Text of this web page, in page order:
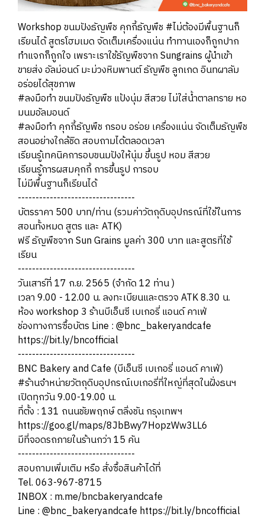
Workshop ขนมปังธัญพืช คุกกี้ธัญพืช #ไม่ต้องมีพื้นฐานก็
เรียนได้ สูตรโฮมเมด จัดเต็มเครื่องแน่น ทำทานเองก็ถูกปาก
ทำแจกก็ถูกใจ เพราะเราใช้ธัญพืชจาก Sungrains ผู้นำเข้า
ขายส่ง อัลม่อนด์ มะม่วงหิมพานต์ ธัญพืช ลูกเกด อินทผาลัม
อร่อยได้สุขภาพ
#ลงมือทำ ขนมปังธัญพืช แป้งนุ่ม สีสวย ไม่ใส่น้ำตาลทราย หอ
มนมอัลมอนด์
#ลงมือทำ คุกกี้ธัญพืช กรอบ อร่อย เครื่องแน่น จัดเต็มธัญพืช
สอนอย่างใกล้ชิด สอบถามได้ตลอดเวลา
เรียนรู้เทคนิคการอบขนมปังให้นุ่ม ขึ้นรูป หอม สีสวย
เรียนรู้การผสมคุกกี้ การขึ้นรูป การอบ
ไม่มีพื้นฐานก็เรียนได้
---------------------------------
บัตรราคา 500 บาท/ท่าน (รวมค่าวัตถุดิบอุปกรณ์ที่ใช้ในการ
สอนทั้งหมด สูตร และ ATK)
ฟรี ธัญพืชจาก Sun Grains มูลค่า 300 บาท และสูตรที่ใช้
เรียน
---------------------------------
วันเสาร์ที่ 17 ก.ย. 2565​ (จำกัด 12 ท่าน )
เวลา 9.00 - 12.00 น. ลงทะเบียนและตรวจ ATK 8.30 น.
ห้อง workshop 3 ร้านบีเอ็นซี เบเกอรี่ แอนด์ คาเฟ่
ช่องทางการซื้อบัตร Line : @bnc_bakeryandcafe
https://bit.ly/bncofficial
---------------------------------
BNC Bakery and Cafe (บีเอ็นซี เบเกอรี่ แอนด์ คาเฟ่)
#ร้านจำหน่ายวัตถุดิบอุปกรณ์เบเกอรี่ที่ใหญ่ที่สุดในฝั่งธนฯ
เปิดทุกวัน 9.00-19.00 น.
ที่ตั้ง : 131 ถนนชัยพฤกษ์ ตลิ่งชัน กรุงเทพฯ
https://goo.gl/maps/8JbBwy7HopzWw3LL6
มีที่จอดรถภายในร้านกว่า 15 คัน
---------------------------------
สอบถามเพิ่มเติม หรือ สั่งซื้อสินค้าได้ที่
Tel. 063-967-8715
INBOX : m.me/bncbakeryandcafe
Line : @bnc_bakeryandcafe https://bit.ly/bncofficial